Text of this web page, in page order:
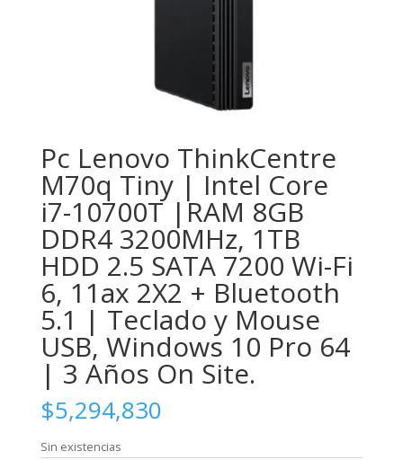
Pc Lenovo ThinkCentre
M70q Tiny | Intel Core
i7-10700T |RAM 8GB
DDR4 3200MHz, 1TB
HDD 2.5 SATA 7200 Wi-Fi
6, 11ax 2X2 + Bluetooth
5.1 | Teclado y Mouse
USB, Windows 10 Pro 64
| 3 Años On Site.
$5,294,830
Sin existencias